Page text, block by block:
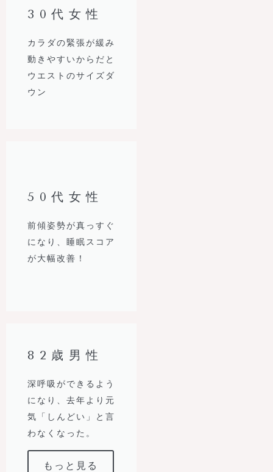
30代女性
カラダの緊張が緩み
動きやすいからだと
ウエストのサイズダ
ウン
50代女性
前傾姿勢が真っすぐ
になり、睡眠スコア
が大幅改善！
82歳男性
深呼吸ができるよう
になり、去年より元
気「しんどい」と言
わなくなった。
もっと見る